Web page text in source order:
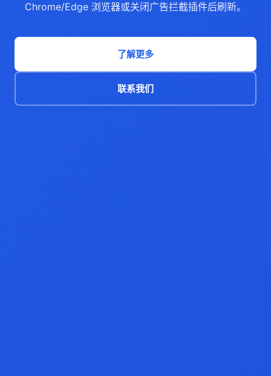
Chrome/Edge 浏览器或关闭广告拦截插件后刷新。
了解更多
联系我们